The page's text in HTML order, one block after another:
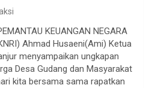
KEUANGAN NEGARA
Ahmad Husaeni(Ami) Ketua
menyampaikan ungkapan
Desa Gudang dan Masyarakat
kita bersama sama rapatkan